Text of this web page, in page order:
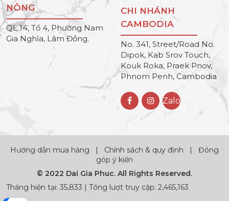
NÔNG
QL 14, Tổ 4, Phường Nam
Gia Nghĩa, Lâm Đồng.
CHI NHÁNH
CAMBODIA
No. 341, Street/Road No.
Dipok, Kab Srov Touch,
Kouk Roka, Praek Pnov,
Phnom Penh, Cambodia
Zalo
Hướng dẫn mua hàng | Chính sách & quy định | Đóng
góp ý kiến
© 2022 Dai Gia Phuc. All Rights Reserved.
Tháng hiện tại: 35,833 | Tổng lượt truy cập: 2,465,163